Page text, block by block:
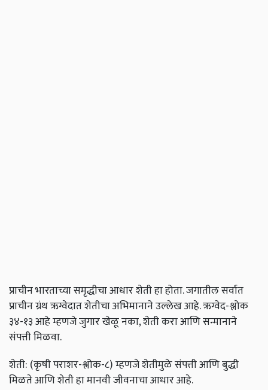
प्राचीन भारताच्या समृद्धीचा आधार शेती हा होता. जगातील सर्वात
प्राचीन ग्रंथ ऋग्वेदात शेतीचा अभिमानाने उल्लेख आहे. ऋग्वेद-श्लोक
३४-१३ आहे म्हणजे जुगार खेळू नका, शेती करा आणि सन्मानाने
संपत्ती मिळवा.
शेती: (कृषी पराशर-श्लोक-८) म्हणजे शेतीमुळे संपत्ती आणि बुद्धी
मिळते आणि शेती हा मानवी जीवनाचा आधार आहे.